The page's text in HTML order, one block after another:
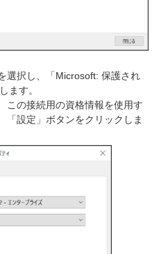
選択し、「Microsoft: 保護され
ます。
この接続用の資格情報を使用す
「設定」ボタンをクリックしま